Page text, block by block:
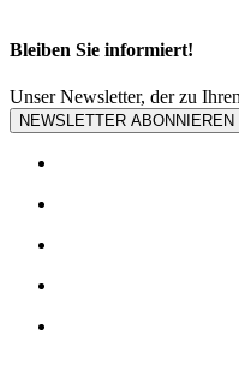
Bleiben Sie informiert!
Unser Newsletter, der zu
NEWSLETTER ABONNIEREN